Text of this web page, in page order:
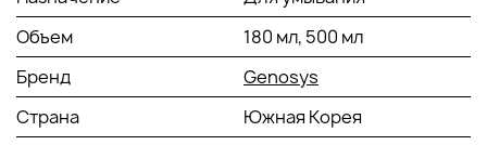
может жить без кислородного насыщения, вот и липидный
слой начинает хуже обновляться без кислородного
очистителя Генозис, а лицо становится тусклым, покрытым
морщинами и пигментными пятнами.
Без кислородного насыщения, кожа становится тусклой,
покрывается морщинами и пигментными пятнами.
Объем
180 мл, 500 мл
Бренд
Genosys
Страна
Южная Корея